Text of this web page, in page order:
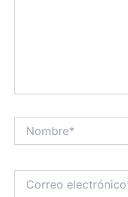
Nombre*
electrónico*